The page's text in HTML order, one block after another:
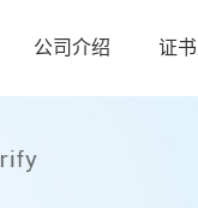
公司介绍 证